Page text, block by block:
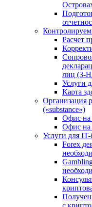
Расчет
лиц (3-
Услуги
Карта
Организация
(«substance»)
Офис на
Офис на
Услуги для IT-
Forex
с